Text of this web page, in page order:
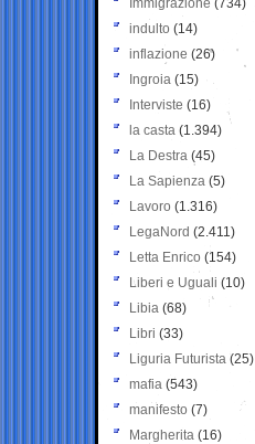
Immigrazione (734)
indulto (14)
inflazione (26)
Ingroia (15)
Interviste (16)
la casta (1.394)
La Destra (45)
La Sapienza (5)
Lavoro (1.316)
LegaNord (2.411)
Letta Enrico (154)
Liberi e Uguali (10)
Libia (68)
Libri (33)
Liguria Futurista (25)
mafia (543)
manifesto (7)
Margherita (16)